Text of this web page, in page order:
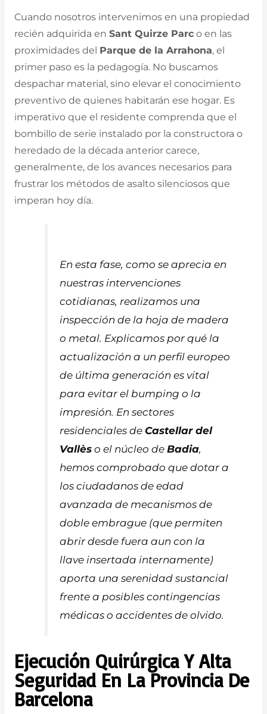
Cuando nosotros intervenimos en una propiedad
recién adquirida en Sant Quirze Parco en las
proximidades del Parque de la Arrahona, el
primer paso es la pedagogía. No buscamos
despachar material, sino elevar el conocimiento
preventivo de quienes habitarán ese hogar. Es
imperativo que el residente comprenda que el
bombillo de serie instalado por la constructora o
heredado de la década anterior carece,
generalmente, de los avances necesarios para
frustrar los métodos de asalto silenciosos que
imperan hoy día.
En esta fase, como se aprecia en
nuestras intervenciones
cotidianas, realizamos una
inspección de la hoja de madera
o metal. Explicamos por qué la
actualización a un perfil europeo
de última generación es vital
para evitar el bumping o la
impresión. En sectores
residenciales de Castellar del
Vallèso el núcleo deBadia,
hemos comprobado que dotar a
los ciudadanos de edad
avanzada de mecanismos de
doble embrague (que permiten
abrir desde fuera aun con la
llave insertada internamente)
aporta una serenidad sustancial
frente a posibles contingencias
médicas o accidentes de olvido.
Ejecución Quirúrgica Y Alta
Seguridad En La Provincia De
Barcelona